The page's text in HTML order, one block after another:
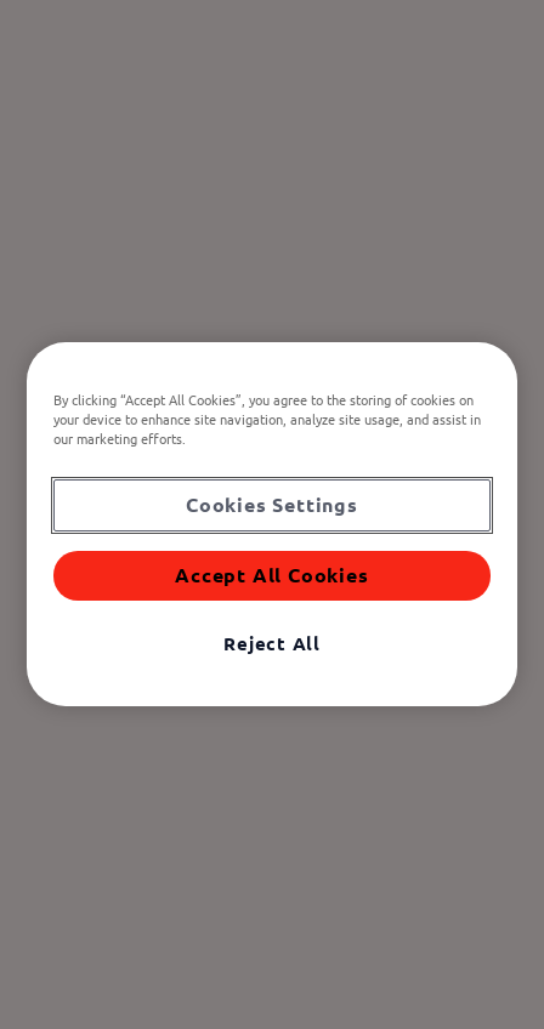
By clicking “Accept All Cookies”, you agree to the storing of cookies on
your device to enhance site navigation, analyze site usage, and assist in
our marketing efforts.
Reject All
Accept All Cookies
Cookies Settings